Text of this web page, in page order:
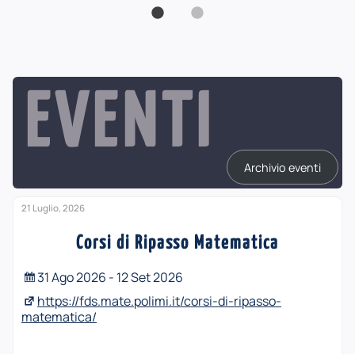
EVENTI
Archivio eventi
21 Luglio, 2026
Corsi di Ripasso Matematica
31 Ago 2026 - 12 Set 2026
https://fds.mate.polimi.it/corsi-di-ripasso-
matematica/